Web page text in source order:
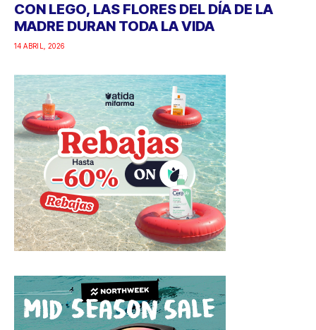
CON LEGO, LAS FLORES DEL DÍA DE LA
MADRE DURAN TODA LA VIDA
14 ABRIL, 2026